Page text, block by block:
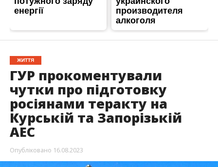
ЖИТТЯ
ГУР прокоментували
чутки про підготовку
росіянами теракту на
Курській та Запорізькій
АЕС
Опубліковано 16.08.2023